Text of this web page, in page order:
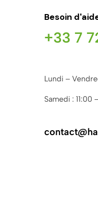
Besoin
+33 7
Lundi –
Samedi : 11:00